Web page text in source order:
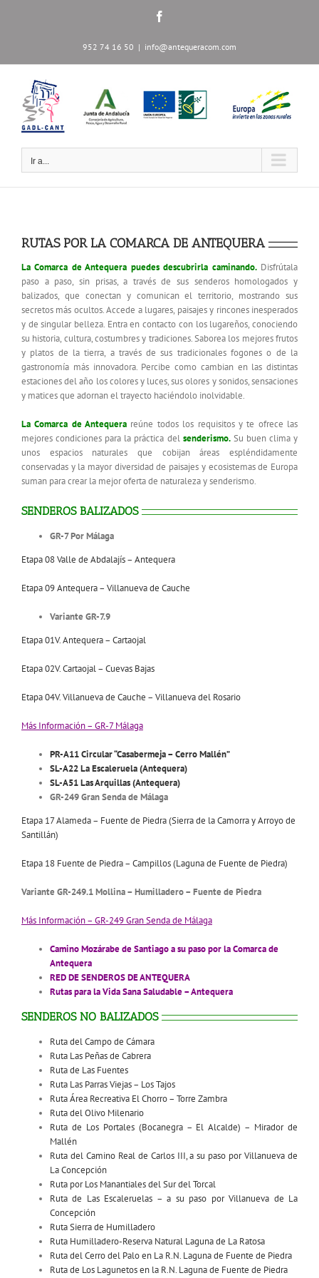
952 74 16 50 | info@antequeracom.com
Ir a...
RUTAS POR LA COMARCA DE ANTEQUERA
La Comarca de Antequera puedes descubrirla caminando.Disfrútala
paso a paso, sin prisas, a través de sus senderos homologados y
balizados, que conectan y comunican el territorio, mostrando sus
secretos más ocultos. Accede a lugares, paisajes y rincones inesperados
y de singular belleza. Entra en contacto con los lugareños, conociendo
su historia, cultura, costumbres y tradiciones. Saborea los mejores frutos
y platos de la tierra, a través de sus tradicionales fogones o de la
gastronomía más innovadora. Percibe como cambian en las distintas
estaciones del año los colores y luces, sus olores y sonidos, sensaciones
y matices que adornan el trayecto haciéndolo inolvidable.
La Comarca de Antequera reúne todos los requisitos y te ofrece las
mejores condiciones para la práctica del senderismo.Su buen clima y
unos espacios naturales que cobijan áreas espléndidamente
conservadas y la mayor diversidad de paisajes y ecosistemas de Europa
suman para crear la mejor oferta de naturaleza y senderismo.
SENDEROS BALIZADOS
GR-7 Por Málaga
Etapa 08 Valle de Abdalajís – Antequera
Etapa 09 Antequera – Villanueva de Cauche
Variante GR-7.9
Etapa 01V. Antequera – Cartaojal
Etapa 02V. Cartaojal – Cuevas Bajas
Etapa 04V. Villanueva de Cauche – Villanueva del Rosario
Más Información – GR-7 Málaga
PR-A11 Circular “Casabermeja – Cerro Mallén”
SL-A22 La Escaleruela (Antequera)
SL-A51 Las Arquillas (Antequera)
GR-249 Gran Senda de Málaga
Etapa 17 Alameda – Fuente de Piedra (Sierra de la Camorra y Arroyo de
Santillán)
Etapa 18 Fuente de Piedra – Campillos (Laguna de Fuente de Piedra)
Variante GR-249.1 Mollina – Humilladero – Fuente de Piedra
Más Información – GR-249 Gran Senda de Málaga
Camino Mozárabe de Santiago a su paso por la Comarca de
Antequera
RED DE SENDEROS DE ANTEQUERA
Rutas para la Vida Sana Saludable – Antequera
SENDEROS NO BALIZADOS
Ruta del Campo de Cámara
Ruta Las Peñas de Cabrera
Ruta de Las Fuentes
Ruta Las Parras Viejas – Los Tajos
Ruta Área Recreativa El Chorro – Torre Zambra
Ruta del Olivo Milenario
Ruta de Los Portales (Bocanegra – El Alcalde) – Mirador de
Mallén
Ruta del Camino Real de Carlos III, a su paso por Villanueva de
La Concepción
Ruta por Los Manantiales del Sur del Torcal
Ruta de Las Escaleruelas – a su paso por Villanueva de La
Concepción
Ruta Sierra de Humilladero
Ruta Humilladero-Reserva Natural Laguna de La Ratosa
Ruta del Cerro del Palo en La R.N. Laguna de Fuente de Piedra
Ruta de Los Lagunetos en la R.N. Laguna de Fuente de Piedra